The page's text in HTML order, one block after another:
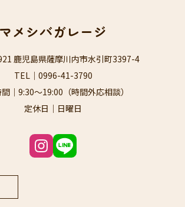
マメシバガレージ
鹿児島県薩摩川内市水引町3397-4
TEL｜ 0996-41-3790
｜9:30～19:00（時間外応相談）
定休日｜日曜日